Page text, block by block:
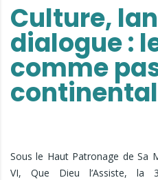
Culture,
dialogue :
comme
Sous le Haut Patronage de Sa
VI, Que Dieu l’Assiste, la